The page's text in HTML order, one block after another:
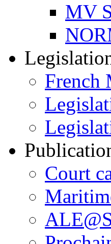
MV
French
Court